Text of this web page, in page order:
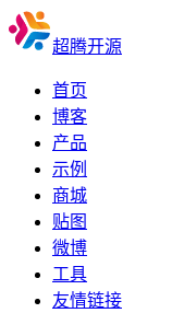
超腾开源
首页
博客
产品
示例
商城
贴图
微博
工具
友情链接